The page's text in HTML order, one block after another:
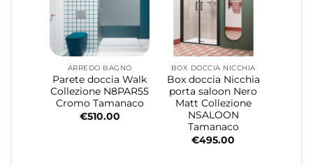
ARREDO BAGNO
Parete doccia Walk
Collezione N8PAR55
Cromo Tamanaco
€510.00
BOX DOCCIA NICCHIA
Box doccia Nicchia
porta saloon Nero
Matt Collezione
NSALOON
Tamanaco
€495.00